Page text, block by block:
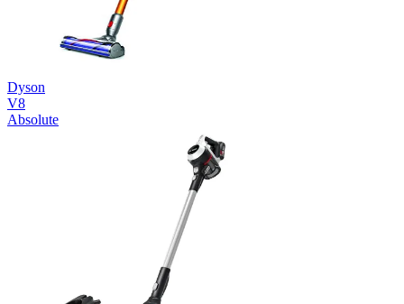
Dyson
V8
Absolute